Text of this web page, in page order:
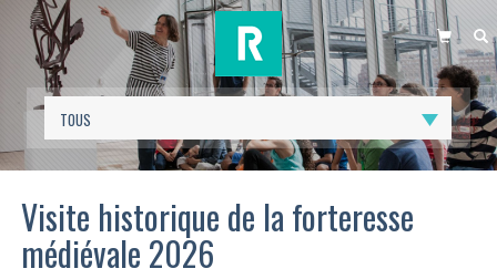
PANIER
Visite historique de la forteresse
médiévale 2026